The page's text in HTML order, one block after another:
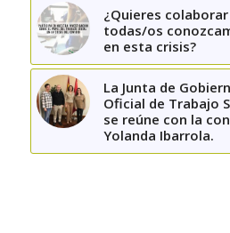
¿Quieres
todas/os
en esta crisis?
La Junta de
Oficial de Trabajo
se reúne con la
Yolanda Ibarrola.